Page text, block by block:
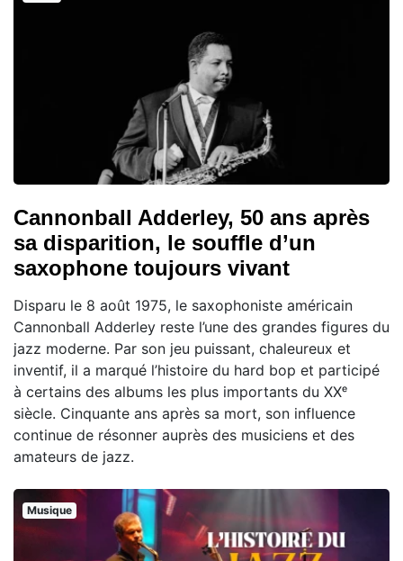
Cannonball Adderley, 50 ans après
sa disparition, le souffle d’un
saxophone toujours vivant
Disparu le 8 août 1975, le saxophoniste américain
Cannonball Adderley reste l’une des grandes figures du
jazz moderne. Par son jeu puissant, chaleureux et
inventif, il a marqué l’histoire du hard bop et participé
à certains des albums les plus importants du XXᵉ
siècle. Cinquante ans après sa mort, son influence
continue de résonner auprès des musiciens et des
amateurs de jazz.
Musique